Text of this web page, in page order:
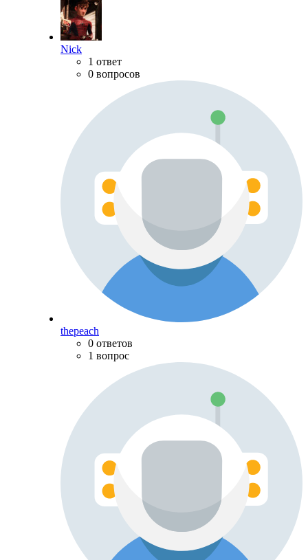
Nick
1 ответ
0 вопросов
thepeach
0 ответов
1 вопрос